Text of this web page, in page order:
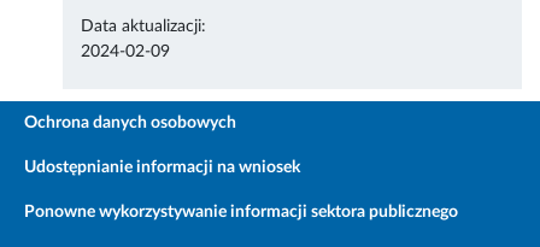
Data aktualizacji:
2024-02-09
Ochrona danych osobowych
Udostępnianie informacji na wniosek
Ponowne wykorzystywanie informacji sektora publicznego